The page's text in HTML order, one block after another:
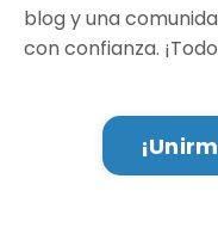
blog y una
con confianza.